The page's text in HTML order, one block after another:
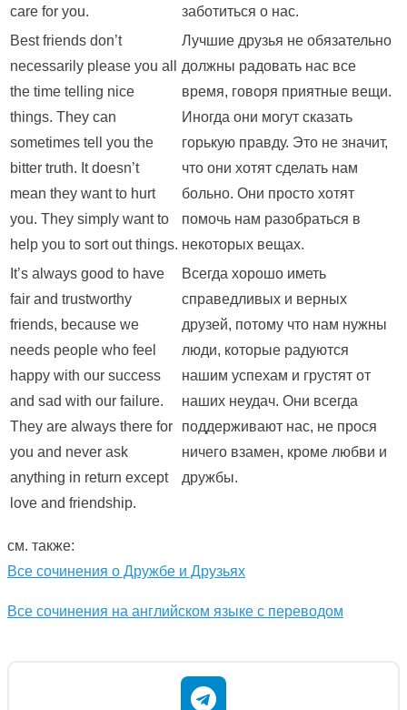
care for you.
заботиться о нас.
Best friends don’t
necessarily please you all
the time telling nice
things. They can
sometimes tell you the
bitter truth. It doesn’t
mean they want to hurt
you. They simply want to
help you to sort out things.
Лучшие друзья не обязательно
должны радовать нас все
время, говоря приятные вещи.
Иногда они могут сказать
горькую правду. Это не значит,
что они хотят сделать нам
больно. Они просто хотят
помочь нам разобраться в
некоторых вещах.
It’s always good to have
fair and trustworthy
friends, because we
needs people who feel
happy with our success
and sad with our failure.
They are always there for
you and never ask
anything in return except
love and friendship.
Всегда хорошо иметь
справедливых и верных
друзей, потому что нам нужны
люди, которые радуются
нашим успехам и грустят от
наших неудач. Они всегда
поддерживают нас, не прося
ничего взамен, кроме любви и
дружбы.
см. также:
Все сочинения о Дружбе и Друзьях
Все сочинения на английском языке с переводом